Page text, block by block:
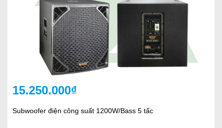
15.250.000₫
Subwoofer điện công suất 1200W/Bass 5 tấc